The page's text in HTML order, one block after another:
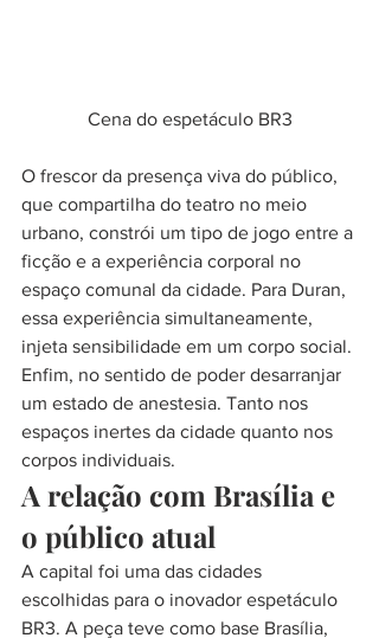
Cena do espetáculo BR3
O frescor da presença viva do público,
que compartilha do teatro no meio
urbano, constrói um tipo de jogo entre a
ficção e a experiência corporal no
espaço comunal da cidade. Para Duran,
essa experiência simultaneamente,
injeta sensibilidade em um corpo social.
Enfim, no sentido de poder desarranjar
um estado de anestesia. Tanto nos
espaços inertes da cidade quanto nos
corpos individuais.
A relação com Brasília e
o público atual
A capital foi uma das cidades
escolhidas para o inovador espetáculo
BR3. A peça teve como base Brasília,